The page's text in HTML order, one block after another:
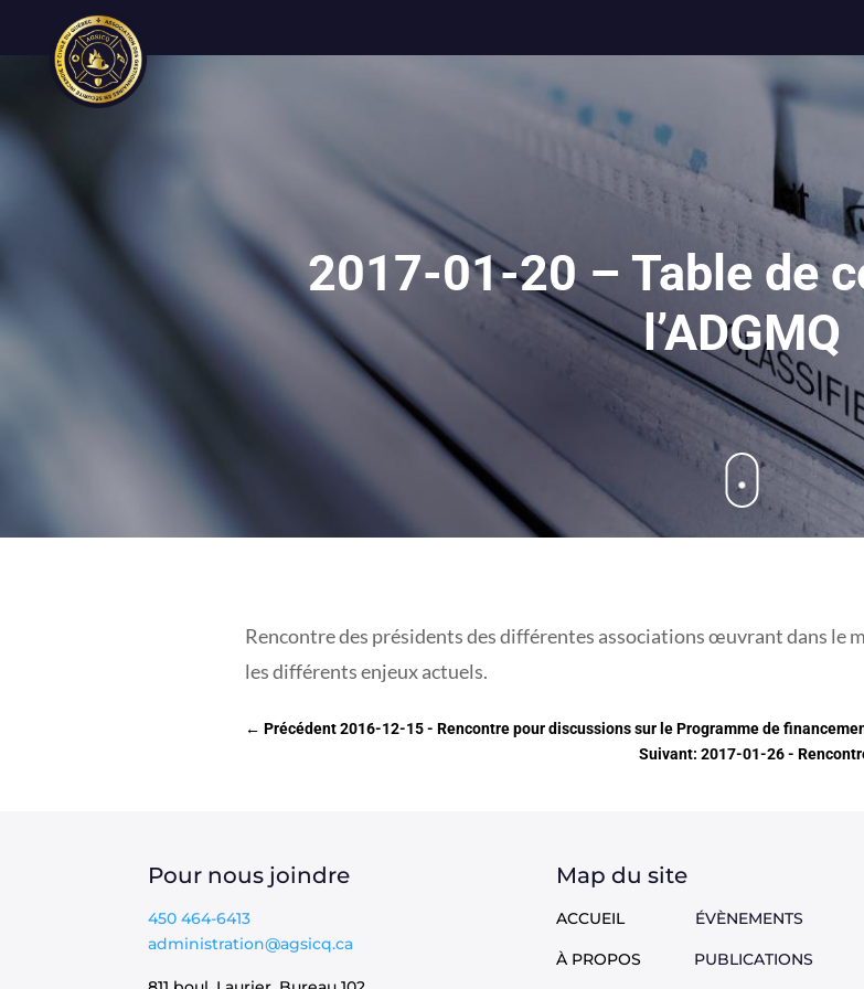
2017-01-20 – Table de
l’ADGMQ
Rencontre des présidents des différentes associations œuvrant dans le
les différents enjeux actuels.
← Précédent 2016-12-15 - Rencontre pour discussions sur le Programme de
Suivant: 2017-01-26 -
Pour nous joindre
450 464-6413
administration@agsicq.ca
Map du site
ACCUEIL ÉVÈNEMENTS
À PROPOS PUBLICATIONS